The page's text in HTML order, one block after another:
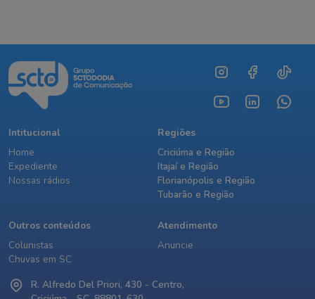
Intitucional
Home
Expediente
Nossas rádios
Regiões
Criciúma e Região
Itajaí e Região
Florianópolis e Região
Tubarão e Região
Outros conteúdos
Colunistas
Chuvas em SC
Atendimento
Anuncie
R. Alfredo Del Priori, 430 - Centro,